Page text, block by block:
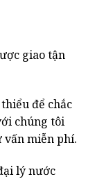
giao tận
để chắc
chúng tôi
vấn miễn phí.
lý nước